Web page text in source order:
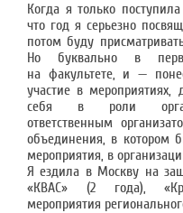
Когда я только
что год я серьезно
потом буду
Но буквально в
на факультете, и —
участие в мероприятиях,
себя в роли
ответственным
объединения, в котором
мероприятия, в
Я ездила в Москву на
«КВАС» (2 года),
мероприятия